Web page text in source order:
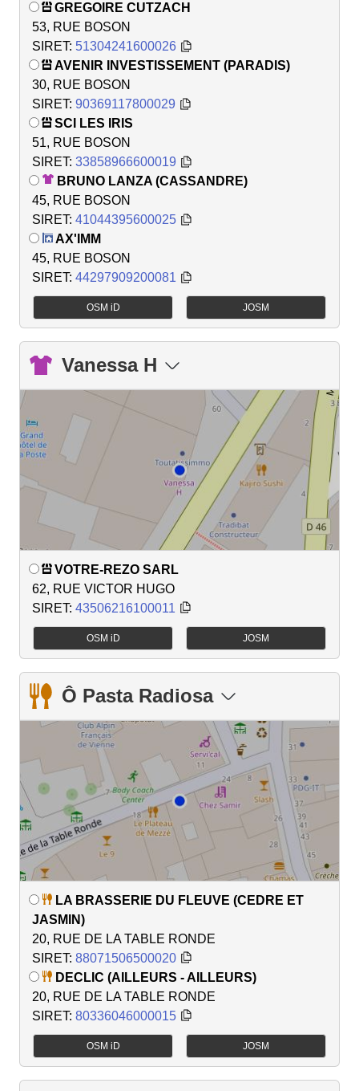
GREGOIRE CUTZACH
53, RUE BOSON
SIRET: 51304241600026
AVENIR INVESTISSEMENT (PARADIS)
30, RUE BOSON
SIRET: 90369117800029
SCI LES IRIS
51, RUE BOSON
SIRET: 33858966600019
BRUNO LANZA (CASSANDRE)
45, RUE BOSON
SIRET: 41044395600025
AX'IMM
45, RUE BOSON
SIRET: 44297909200081
OSM iD JOSM
Vanessa H
VOTRE-REZO SARL
62, RUE VICTOR HUGO
SIRET: 43506216100011
OSM iD JOSM
Ô Pasta Radiosa
LA BRASSERIE DU FLEUVE (CEDRE ET
JASMIN)
20, RUE DE LA TABLE RONDE
SIRET: 88071506500020
DECLIC (AILLEURS - AILLEURS)
20, RUE DE LA TABLE RONDE
SIRET: 80336046000015
OSM iD JOSM